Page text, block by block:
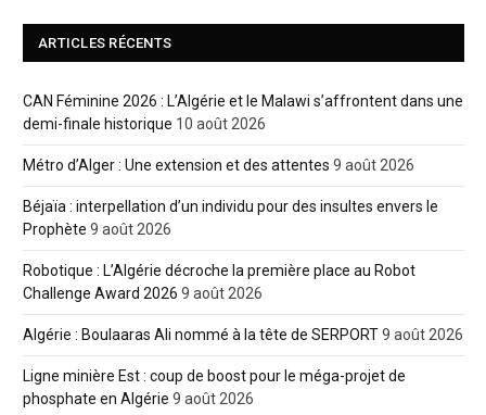
ARTICLES RÉCENTS
CAN Féminine 2026 : L’Algérie et le Malawi s’affrontent dans une
demi-finale historique 10 août 2026
Métro d’Alger : Une extension et des attentes 9 août 2026
Béjaïa : interpellation d’un individu pour des insultes envers le
Prophète 9 août 2026
Robotique : L’Algérie décroche la première place au Robot
Challenge Award 2026 9 août 2026
Algérie : Boulaaras Ali nommé à la tête de SERPORT9 août 2026
Ligne minière Est : coup de boost pour le méga-projet de
phosphate en Algérie 9 août 2026